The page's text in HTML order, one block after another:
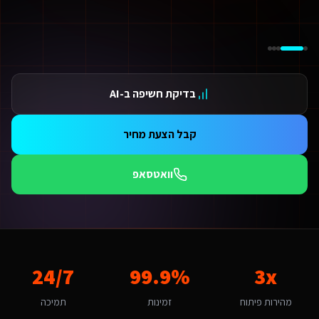
התאמת אתרים ו-SaaS למנועי חיפוש — שירות התאמת אתרים ו-SaaS למנועי חיפוש מתקדם
24/7 תמיכה
תמיכה באתרי Base44
האם יש עלויות נוספות מעבר לפיתוח?
העלות כוללת את הפיתוח, העלייה לאוויר וההדרכה. בנוסף יש עלות חודשית של אחסון ותחזוקה (החל מ-250₪/חודש) הכוללת גיבויים, עדכוני אבטחה ותמיכה טכנית. עבור שירותים
כמה זמן לוקח לפתח תמיכה באתרי Base44 לשירותים דיגיטליים ליועצי בטיחות אש?
האתגר המרכזי באילת הוא "עונתיות ושירות לתיירים". תמיכה באתרי Base44 באילת דורש הבנה של השוק התיירותי ונופש והתאמה לתיירים, מלונאות ומסחר. האתגר של "עונתיות ושירות לתיירים" הופך ליתרון כשמשלבים פתרון מותאם. אנו בונים פתרונות שהופכים את האתגר הזה ליתרון תחרותי באמצעות טכנולוגיה חכמה.
איך מתבצע קידום האתר בגוגל (SEO)?
כל אתר שאנו בונים מותאם ל-SEO ולמנועי AI כמו ChatGPT ו-Gemini. עבור שירותים דיגיטליים ליועצי בטיחות אש באילת אנו מיישמים: מבנה URL סמנטי, Schema markup מותאם, תוכן ייחודי לכל עמוד, ואופטימיזציה טכנית מתקדמת שמבטיחה דירוג גבוה.
בדיקת חשיפה ב-AI
קבל הצעת מחיר
וואטסאפ
3x
מהירות פיתוח
99.9%
זמינות
24/7
תמיכה